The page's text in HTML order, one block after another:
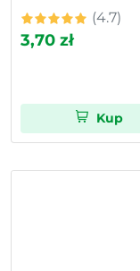
(4.7)
3,70 zł
Kup